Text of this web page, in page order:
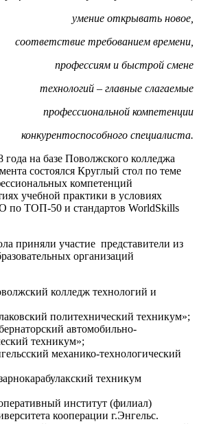
умение открывать новое,
соответствие требованием времени,
профессиям и быстрой смене
технологий – главные слагаемые
профессиональной компетенции
конкурентоспособного специалиста.
на базе Поволжского колледжа
состоялся Круглый стол по теме
компетенций
учебной практики в условиях
ТОП-50 и стандартов WorldSkills
приняли участие представители из
организаций
колледж технологий и
политехнический техникум»;
автомобильно-
техникум»;
механико-технологический
техникум
институт (филиал)
кооперации г.Энгельс.